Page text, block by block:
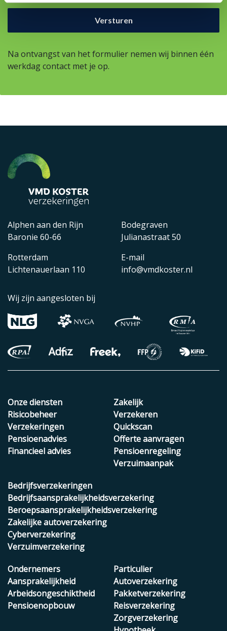
Na ontvangst van het formulier nemen wij binnen één
werkdag contact met je op.
Alphen aan den Rijn
Baronie 60-66
Rotterdam
Lichtenauerlaan 110
Bodegraven
Julianastraat 50
E-mail
info@vmdkoster.nl
Wij zijn aangesloten bij
Onze diensten
Risicobeheer
Verzekeringen
Pensioenadvies
Financieel advies
Zakelijk
Verzekeren
Quickscan
Offerte aanvragen
Pensioenregeling
Verzuimaanpak
Bedrijfsverzekeringen
Bedrijfsaansprakelijkheidsverzekering
Beroepsaansprakelijkheidsverzekering
Zakelijke autoverzekering
Cyberverzekering
Verzuimverzekering
Ondernemers
Aansprakelijkheid
Arbeidsongeschiktheid
Pensioenopbouw
Particulier
Autoverzekering
Pakketverzekering
Reisverzekering
Zorgverzekering